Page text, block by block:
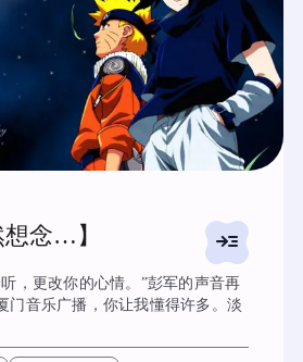
念…】 read_more
，更改你的心情。”彭军的声音再
门音乐广播，你让我懂得许多。淡